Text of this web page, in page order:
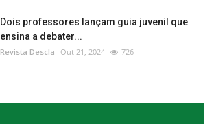
Dois professores lançam guia juvenil que
ensina a debater...
Revista Descla Out 21, 2024 726